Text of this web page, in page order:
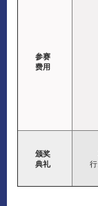
参赛
费用
颁奖
典礼
行